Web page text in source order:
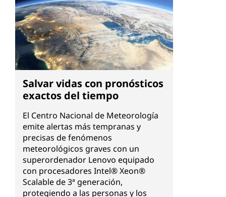
Salvar vidas con pronósticos
exactos del tiempo
El Centro Nacional de Meteorología
emite alertas más tempranas y
precisas de fenómenos
meteorológicos graves con un
superordenador Lenovo equipado
con procesadores Intel® Xeon®
Scalable de 3ª generación,
protegiendo a las personas y los